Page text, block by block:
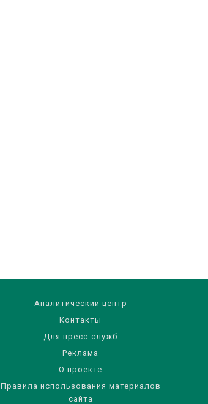
Аналитический центр
Контакты
Для пресс-служб
Реклама
О проекте
Правила использования материалов
сайта